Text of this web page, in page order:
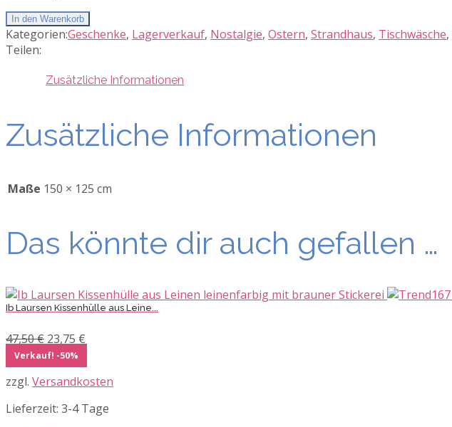
In den Warenkorb
Kategorien:Geschenke, Lagerverkauf, Nostalgie, Ostern, Strandhaus, Tischwäsche,
Teilen:
Zusätzliche Informationen
Zusätzliche Informationen
Maße 150 × 125 cm
Das könnte dir auch gefallen …
Ib Laursen Kissenhülle aus Leine...
47,50€ Ursprünglicher
Preis
war:
47,50 €
23,75 €
ist:
23,75 €.
Verkauf! -50%
zzgl. Versandkosten
Lieferzeit: 3-4 Tage